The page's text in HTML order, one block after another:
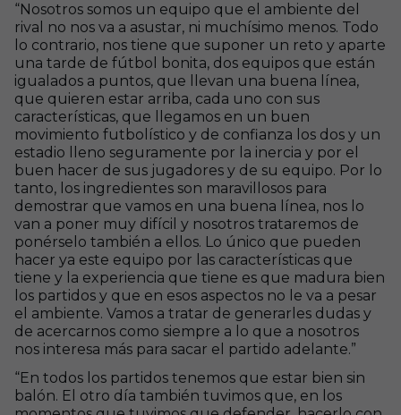
“Nosotros somos un equipo que el ambiente del
rival no nos va a asustar, ni muchísimo menos. Todo
lo contrario, nos tiene que suponer un reto y aparte
una tarde de fútbol bonita, dos equipos que están
igualados a puntos, que llevan una buena línea,
que quieren estar arriba, cada uno con sus
características, que llegamos en un buen
movimiento futbolístico y de confianza los dos y un
estadio lleno seguramente por la inercia y por el
buen hacer de sus jugadores y de su equipo. Por lo
tanto, los ingredientes son maravillosos para
demostrar que vamos en una buena línea, nos lo
van a poner muy difícil y nosotros trataremos de
ponérselo también a ellos. Lo único que pueden
hacer ya este equipo por las características que
tiene y la experiencia que tiene es que madura bien
los partidos y que en esos aspectos no le va a pesar
el ambiente. Vamos a tratar de generarles dudas y
de acercarnos como siempre a lo que a nosotros
nos interesa más para sacar el partido adelante.”
“En todos los partidos tenemos que estar bien sin
balón. El otro día también tuvimos que, en los